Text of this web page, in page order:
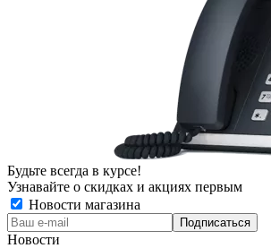
Будьте всегда в курсе!
Узнавайте о скидках и акциях первым
Новости магазина
Новости